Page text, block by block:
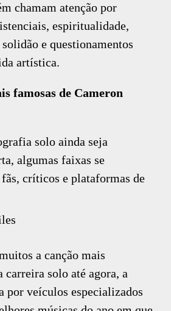
chamam atenção por
espiritualidade,
e questionamentos
artística.
famosas de Cameron
solo ainda seja
algumas faixas se
críticos e plataformas de
a canção mais
carreira solo até agora, a
por veículos especializados